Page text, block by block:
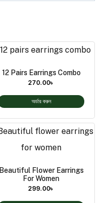
12 Pairs Earrings Combo
270.00৳
অর্ডার করুন
Beautiful Flower Earrings
For Women
299.00৳